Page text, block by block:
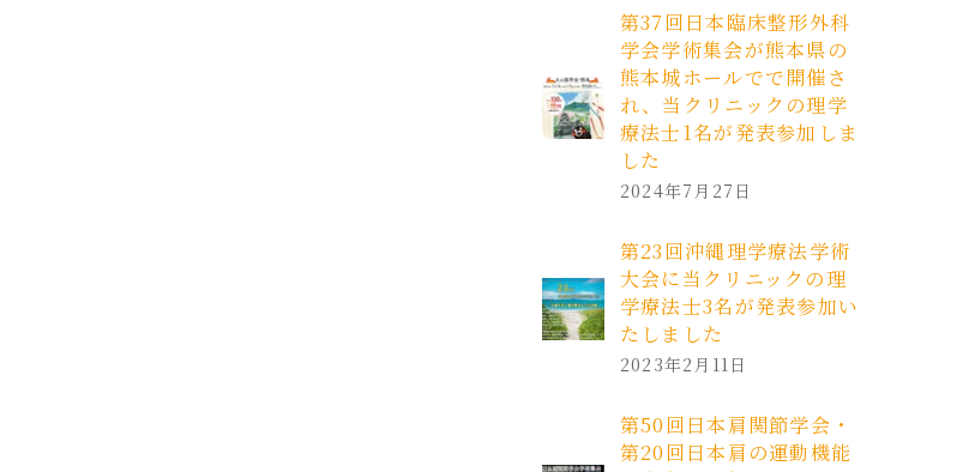
第37回日本臨床整形外科
学会学術集会が熊本県の
熊本城ホールでで開催さ
れ、当クリニックの理学
療法士1名が発表参加しま
した
2024年7月27日
第23回沖縄理学療法学術
大会に当クリニックの理
学療法士3名が発表参加い
たしました
2023年2月11日
第50回日本肩関節学会・
第20回日本肩の運動機能